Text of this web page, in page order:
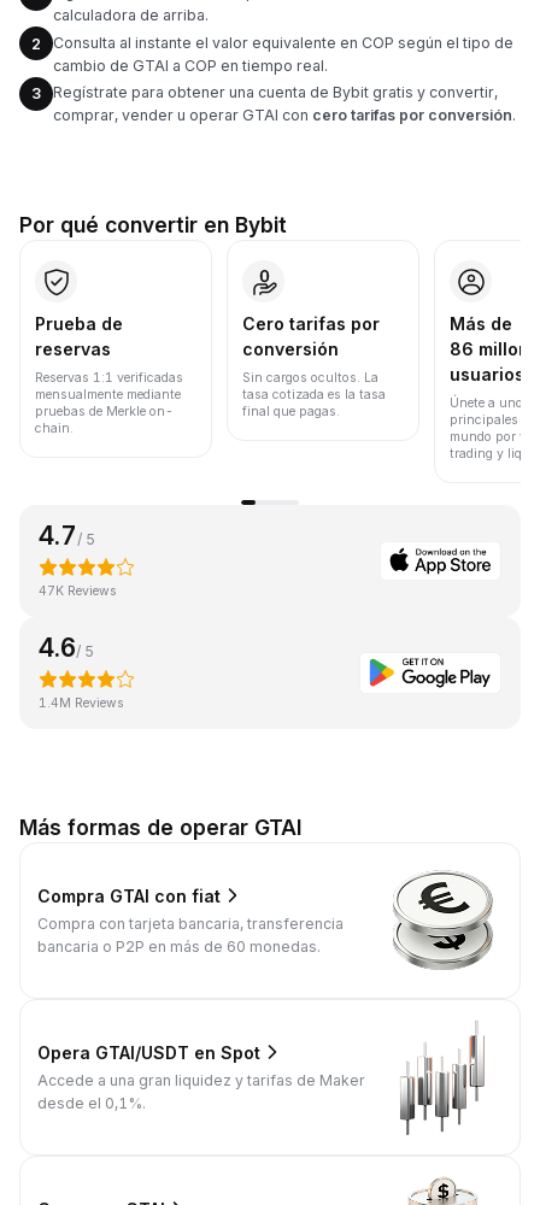
calculadora de arriba.
2
Consulta al instante el valor equivalente en COP según el tipo de
cambio de GTAI a COP en tiempo real.
3
Regístrate para obtener una cuenta de Bybit gratis y convertir,
comprar, vender u operar GTAI con cero tarifas por conversión.
Por qué convertir en Bybit
Prueba de
reservas
Reservas 1:1 verificadas
mensualmente mediante
pruebas de Merkle on-
chain.
Cero tarifas por
conversión
Sin cargos ocultos. La
tasa cotizada es la tasa
final que pagas.
Más de
86
usuarios
Únete a uno
principales
mundo por
trading y
4.7/ 5
47K Reviews
4.6/ 5
1.4M Reviews
Más formas de operar GTAI
Compra GTAI con fiat
Compra con tarjeta bancaria, transferencia
bancaria o P2P en más de 60 monedas.
Opera GTAI/USDT en Spot
Accede a una gran liquidez y tarifas de Maker
desde el 0,1%.